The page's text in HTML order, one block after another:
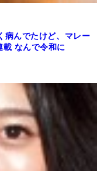
病んでたけど、マレー
載 なんで令和に